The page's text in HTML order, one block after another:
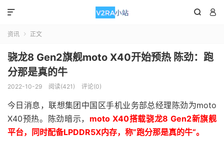
 

资讯  正文
骁龙8 Gen2旗舰moto X40开始预热 陈劲：跑
分那是真的牛
2022-10-29 阅读(421) 评论(0)
今日消息，联想集团中国区手机业务部总经理陈劲为moto
X40预热。陈劲暗示， moto X40搭载骁龙8 Gen2新旗舰
平台，同时配备LPDDR5X内存，称”跑分那是真的牛“。